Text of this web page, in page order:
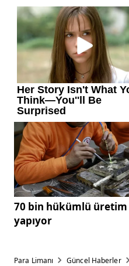
70 bin hükümlü üretim
yapıyor
Para Limanı Güncel Haberler